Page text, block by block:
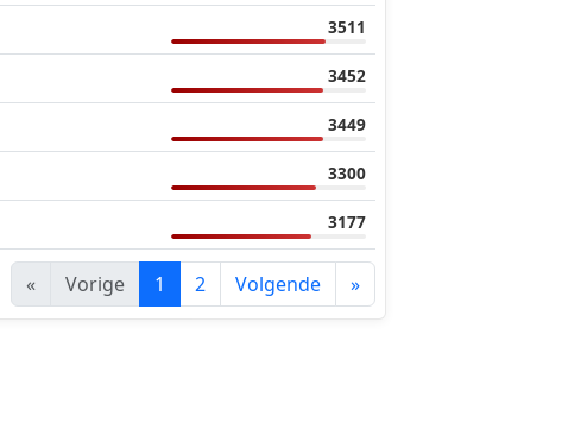
3511
3452
3449
3300
3177
« Vorige 1 2 Volgende »